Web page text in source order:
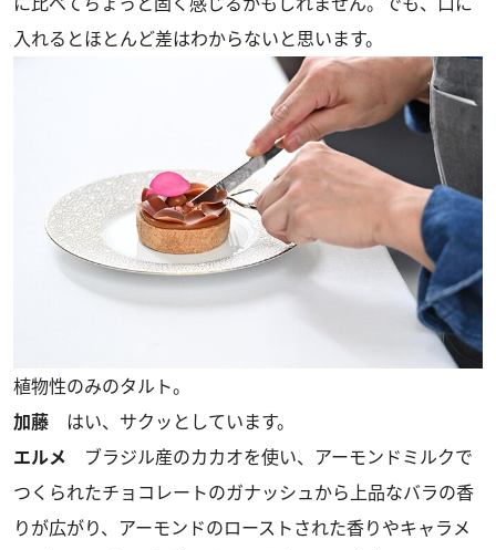
入れるとほとんど差はわからないと思います。
植物性のみのタルト。
加藤 はい、サクッとしています。
エルメ ブラジル産のカカオを使い、アーモンドミルクで
つくられたチョコレートのガナッシュから上品なバラの香
りが広がり、アーモンドのローストされた香りやキャラメ